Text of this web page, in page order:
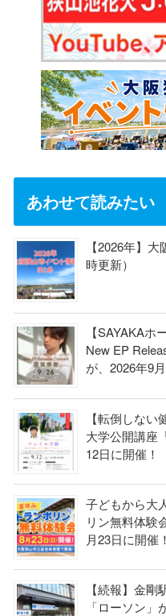
あわせて読みたい
【2026年】
時更新）
【SAYAKA
New EP
が、2026年9
【転倒しな
大学公開講座
12日に開催！
子どもから大
リン無料体験
月23日に開催！
【続報】金剛
「ローソン」